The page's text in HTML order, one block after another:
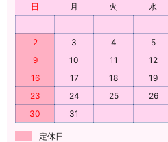
日
月 火 水
2
3 4 5
9
10 11 12
16
17 18 19
23
24 25 26
30
31
定休日